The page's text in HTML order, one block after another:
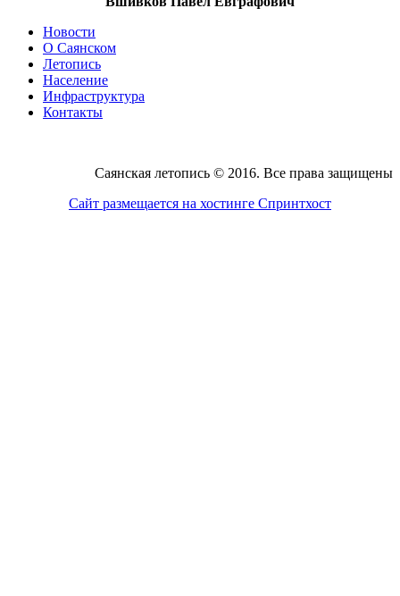
Новости
О Саянском
Летопись
Население
Инфраструктура
Контакты
Саянская летопись © 2016. Все права защищены
Сайт размещается на хостинге Спринтхост